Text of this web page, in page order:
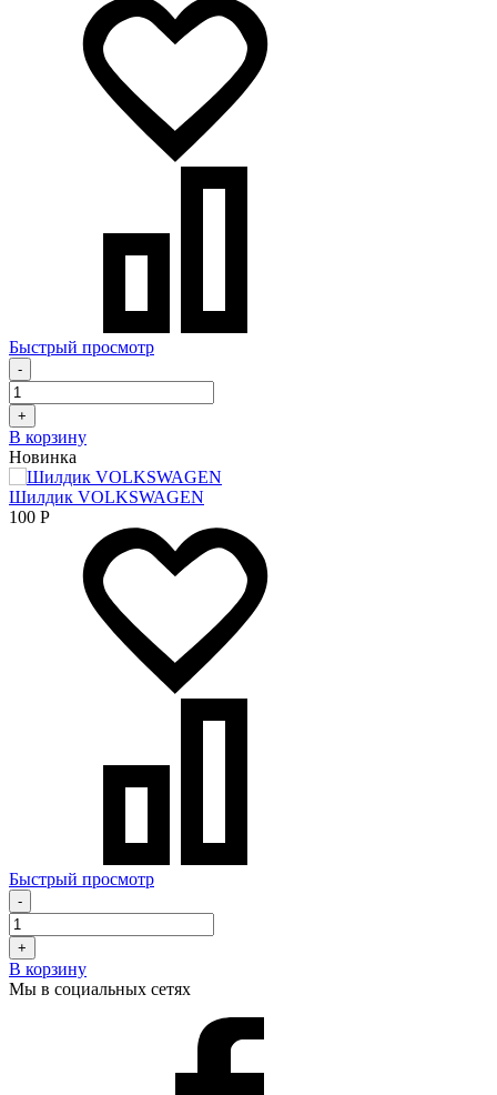
Быстрый просмотр
-
+
В корзину
Новинка
Шилдик VOLKSWAGEN
100 Р
Быстрый просмотр
-
+
В корзину
Мы в социальных сетях